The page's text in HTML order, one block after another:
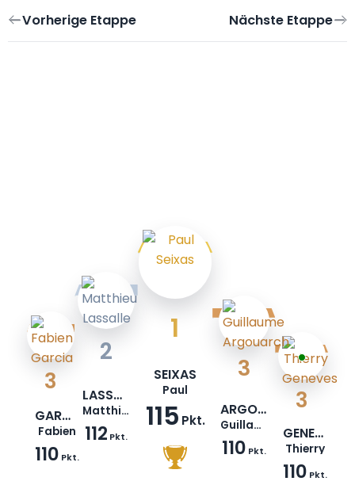
1
SEIXAS
Paul
115 Pkt.
2
LASSALLE
Matthieu
112 Pkt.
3
ARGOUARCH
Guillaume
110 Pkt.
3
GARCIA
Fabien
110 Pkt.
3
GENEVES
Thierry
110 Pkt.